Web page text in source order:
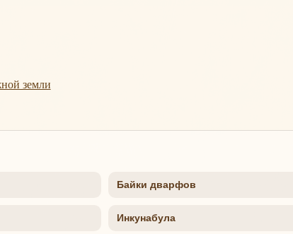
земли
Байки дварфов
Инкунабула